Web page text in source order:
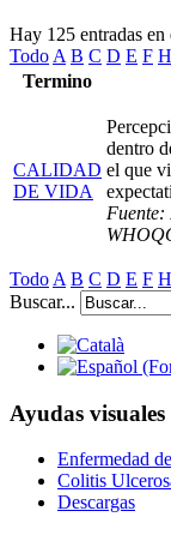
Hay 125 entradas en
Todo A B C D E F H
Termino
CALIDAD
DE VIDA
dentro
el que
Todo A B C D E F H
Buscar...
Ayudas visuales
Enfermedad
Colitis
Descargas